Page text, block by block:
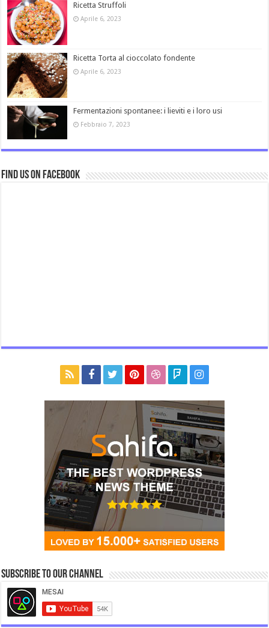
Ricetta Struffoli
Aprile 6, 2023
Ricetta Torta al cioccolato fondente
Aprile 6, 2023
Fermentazioni spontanee: i lieviti e i loro usi
Febbraio 7, 2023
Find us on Facebook
Subscribe to our Channel